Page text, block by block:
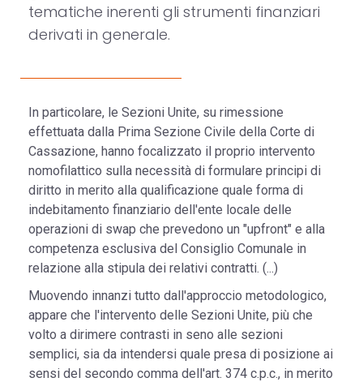
tematiche inerenti gli strumenti finanziari
derivati in generale.
In particolare, le Sezioni Unite, su rimessione
effettuata dalla Prima Sezione Civile della Corte di
Cassazione, hanno focalizzato il proprio intervento
nomofilattico sulla necessità di formulare principi di
diritto in merito alla qualificazione quale forma di
indebitamento finanziario dell'ente locale delle
operazioni di swap che prevedono un "upfront" e alla
competenza esclusiva del Consiglio Comunale in
relazione alla stipula dei relativi contratti. (...)
Muovendo innanzi tutto dall'approccio metodologico,
appare che l'intervento delle Sezioni Unite, più che
volto a dirimere contrasti in seno alle sezioni
semplici, sia da intendersi quale presa di posizione ai
sensi del secondo comma dell'art. 374 c.p.c., in merito